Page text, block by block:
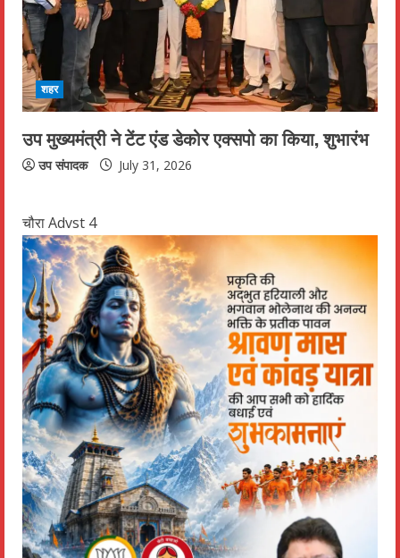
शहर
उप मुख्यमंत्री ने टेंट एंड डेकोर एक्सपो का किया, शुभारंभ
उप संपादक July 31, 2026
चौरा Advst 4